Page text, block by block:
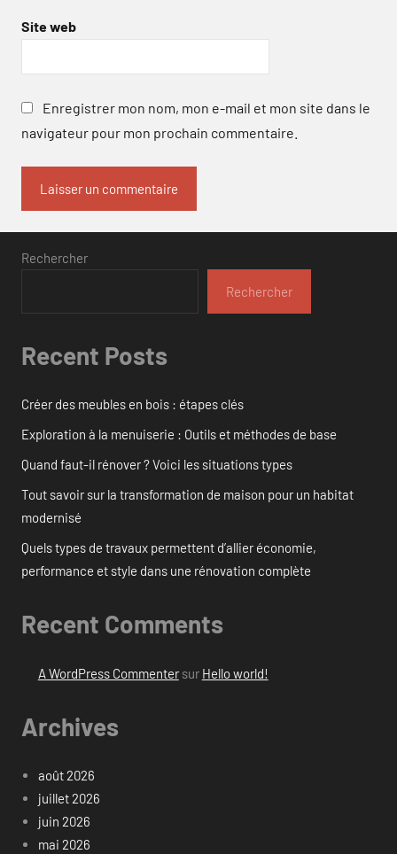
Site web
Enregistrer mon nom, mon e-mail et mon site dans le
navigateur pour mon prochain commentaire.
Rechercher
Rechercher
Recent Posts
Créer des meubles en bois : étapes clés
Exploration à la menuiserie : Outils et méthodes de base
Quand faut-il rénover ? Voici les situations types
Tout savoir sur la transformation de maison pour un habitat
modernisé
Quels types de travaux permettent d’allier économie,
performance et style dans une rénovation complète
Recent Comments
A WordPress Commentersur Hello world!
Archives
août 2026
juillet 2026
juin 2026
mai 2026